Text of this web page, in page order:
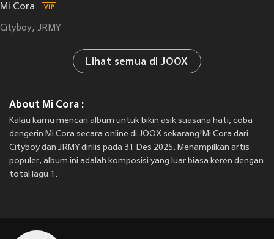
Mi Cora
Cityboy JRMY
Lihat semua di JOOX
About Mi Cora :
Kalau kamu mencari album untuk bikin asik suasana hati, coba
dengerin Mi Cora secara online di JOOX sekarang!Mi Cora dari
Cityboy dan JRMY dirilis pada 31 Des 2025. Menampilkan artis
populer, album ini adalah komposisi yang luar biasa keren dengan
total lagu 1.